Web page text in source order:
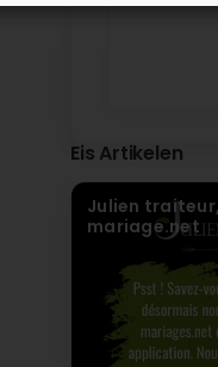
and
Nous
pour
hired
Eis Artikelen
Julien
mariage.net